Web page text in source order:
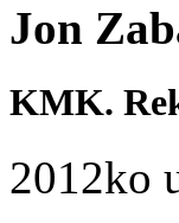
Jon
KMK.
2012ko